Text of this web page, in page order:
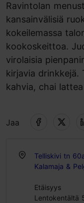
Ravintolan
kansainvälisiä
kokeilemassa
kookoskeittoa.
virolaisia
kirjavia drinkkejä.
kahvia, chai
Jaa
Telliskivi tn
Kalamaja &
Etäisyys
Lentokentältä